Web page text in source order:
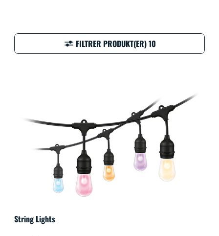
FILTRER PRODUKT(ER) 10
String Lights